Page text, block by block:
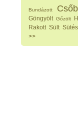
Hústalan
Zöldséges
Saláták
Hidegkonyhai
Bundázott
Göngyölt Gőzölt
Rakott Sült
>>